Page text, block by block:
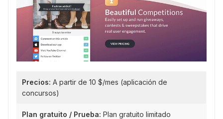
Precios: A partir de 10 $/mes (aplicación de
concursos)
Plan gratuito / Prueba: Plan gratuito limitado